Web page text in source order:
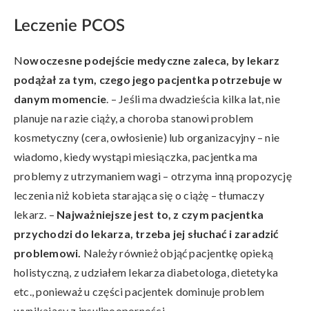
Leczenie PCOS
Nowoczesne podejście medyczne zaleca, by lekarz
podążał za tym, czego jego pacjentka potrzebuje w
danym momencie . – Jeśli ma dwadzieścia kilka lat, nie
planuje na razie ciąży, a choroba stanowi problem
kosmetyczny (cera, owłosienie) lub organizacyjny – nie
wiadomo, kiedy wystąpi miesiączka, pacjentka ma
problemy z utrzymaniem wagi – otrzyma inną propozycję
leczenia niż kobieta starająca się o ciążę – tłumaczy
lekarz. – Najważniejsze jest to, z czym pacjentka
przychodzi do lekarza, trzeba jej słuchać i zaradzić
problemowi. Należy również objąć pacjentkę opieką
holistyczną, z udziałem lekarza diabetologa, dietetyka
etc., ponieważ u części pacjentek dominuje problem